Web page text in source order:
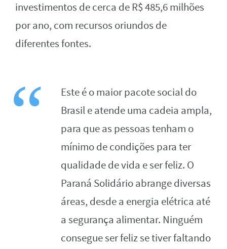
investimentos de cerca de R$ 485,6 milhões
por ano, com recursos oriundos de
diferentes fontes.
Este é o maior pacote social do
Brasil e atende uma cadeia ampla,
para que as pessoas tenham o
mínimo de condições para ter
qualidade de vida e ser feliz. O
Paraná Solidário abrange diversas
áreas, desde a energia elétrica até
a segurança alimentar. Ninguém
consegue ser feliz se tiver faltando